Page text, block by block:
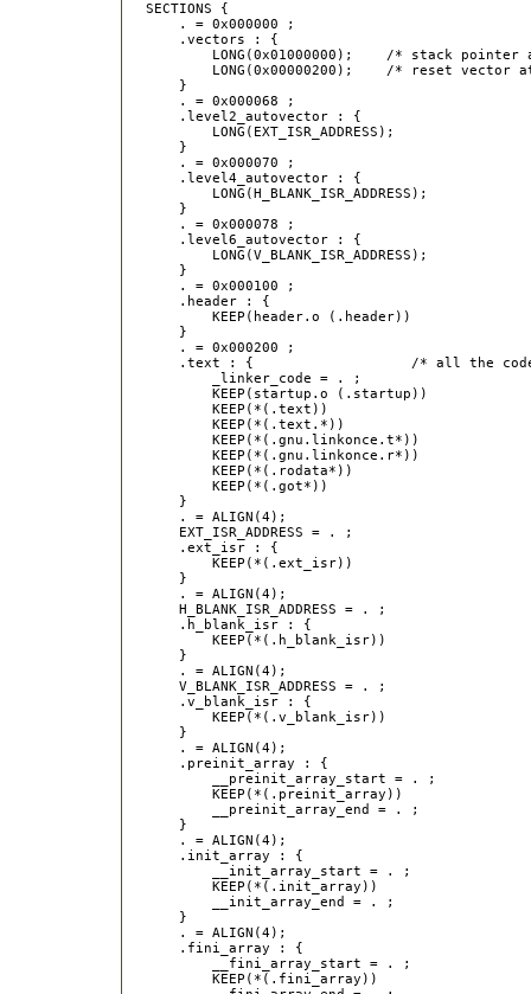
SECTIONS {
    . = 0x000000 ;
    .vectors : {
LONG(0x01000000);    /* stack pointer
LONG(0x00000200);    /* reset vector
    }
    . = 0x000068 ;
    .level2_autovector : {
        LONG(EXT_ISR_ADDRESS);
    }
    . = 0x000070 ;
    .level4_autovector : {
        LONG(H_BLANK_ISR_ADDRESS);
    }
    . = 0x000078 ;
    .level6_autovector : {
        LONG(V_BLANK_ISR_ADDRESS);
    }
    . = 0x000100 ;
    .header : {
        KEEP(header.o (.header))
    }
    . = 0x000200 ;
.text : {                   /* all the
        _linker_code = . ;
        KEEP(startup.o (.startup))
        KEEP(*(.text))
        KEEP(*(.text.*))
        KEEP(*(.gnu.linkonce.t*))
        KEEP(*(.gnu.linkonce.r*))
        KEEP(*(.rodata*))
        KEEP(*(.got*))
    }
    . = ALIGN(4);
    EXT_ISR_ADDRESS = . ;
    .ext_isr : {
        KEEP(*(.ext_isr))
    }
    . = ALIGN(4);
    H_BLANK_ISR_ADDRESS = . ;
    .h_blank_isr : {
        KEEP(*(.h_blank_isr))
    }
    . = ALIGN(4);
    V_BLANK_ISR_ADDRESS = . ;
    .v_blank_isr : {
        KEEP(*(.v_blank_isr))
    }
    . = ALIGN(4);
    .preinit_array : {
        __preinit_array_start = . ;
        KEEP(*(.preinit_array))
        __preinit_array_end = . ;
    }
    . = ALIGN(4);
    .init_array : {
        __init_array_start = . ;
        KEEP(*(.init_array))
        __init_array_end = . ;
    }
    . = ALIGN(4);
    .fini_array : {
        __fini_array_start = . ;
        KEEP(*(.fini_array))